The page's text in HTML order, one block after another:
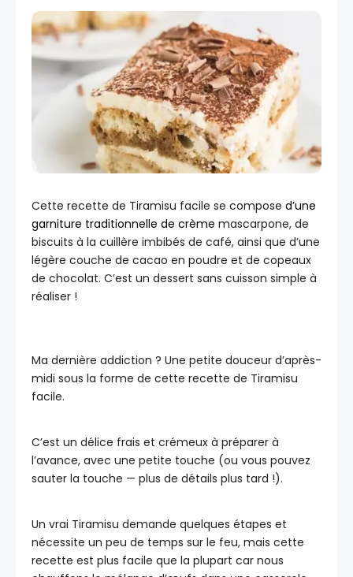
Cette recette de Tiramisu facile se compose d’une
garniture traditionnelle de crème mascarpone, de
biscuits à la cuillère imbibés de café, ainsi que d’une
légère couche de cacao en poudre et de copeaux
de chocolat. C’est un dessert sans cuisson simple à
réaliser !
Ma dernière addiction ? Une petite douceur d’après-
midi sous la forme de cette recette de Tiramisu
facile.
C’est un délice frais et crémeux à préparer à
l’avance, avec une petite touche (ou vous pouvez
sauter la touche — plus de détails plus tard !).
Un vrai Tiramisu demande quelques étapes et
nécessite un peu de temps sur le feu, mais cette
recette est plus facile que la plupart car nous